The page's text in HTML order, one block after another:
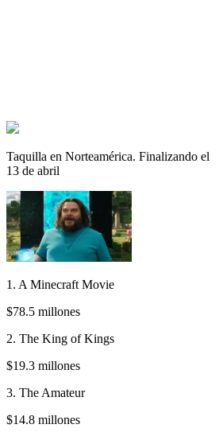
Taquilla en Norteamérica. Finalizando el
13 de abril
1. A Minecraft Movie
$78.5 millones
2. The King of Kings
$19.3 millones
3. The Amateur
$14.8 millones